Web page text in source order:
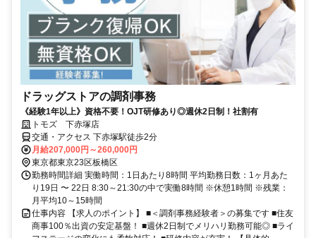
ドラッグストアの調剤事務
《経験1年以上》資格不要！OJT研修あり◎週休2日制！社割有
トモズ 下赤塚店
交通・アクセス 下赤塚駅徒歩2分
月給207,000円～260,000円
東京都東京23区板橋区
勤務時間詳細 実働時間：1日あたり8時間 平均勤務日数：1ヶ月あた
り19日 〜 22日 8:30～21:30の中で実働8時間 ※休憩1時間 ※残業：
月平均10～15時間
仕事内容 【求人のポイント】 ■＜調剤事務経験者＞の募集です ■住友
商事100％出資の安定基盤！ ■週休2日制でメリハリ勤務可能◎ ■ライ